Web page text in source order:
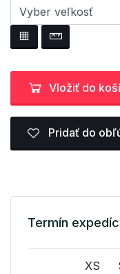
Vložiť do
Pridať do
Termín
XS